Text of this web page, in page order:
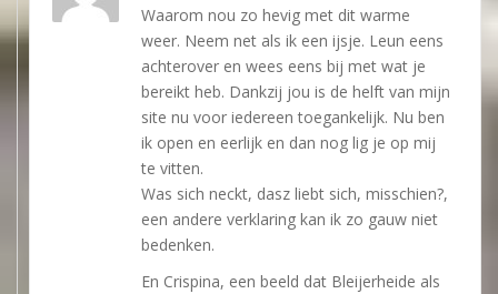
Waarom nou zo hevig met dit warme
weer. Neem net als ik een ijsje. Leun eens
achterover en wees eens bij met wat je
bereikt heb. Dankzij jou is de helft van mijn
site nu voor iedereen toegankelijk. Nu ben
ik open en eerlijk en dan nog lig je op mij
te vitten.
Was sich neckt, dasz liebt sich, misschien?,
een andere verklaring kan ik zo gauw niet
bedenken.
En Crispina, een beeld dat Bleijerheide als